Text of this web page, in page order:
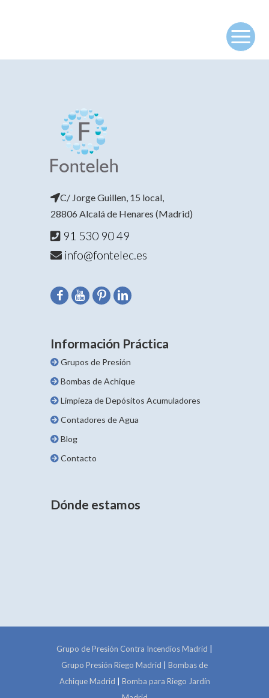
C/ Jorge Guillen, 15 local,
28806 Alcalá de Henares (Madrid)
91 530 90 49
info@fontelec.es
Información Práctica
Grupos de Presión
Bombas de Achique
Limpieza de Depósitos Acumuladores
Contadores de Agua
Blog
Contacto
Dónde estamos
Grupo de Presión Contra Incendios Madrid
Grupo Presión Riego Madrid
Bombas de
Achique Madrid
Bomba para Riego Jardín